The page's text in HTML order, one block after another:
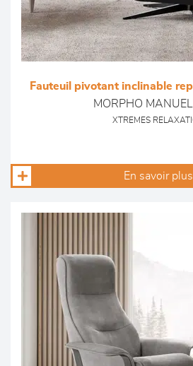
Fauteuil pivotant inclinable
MORPHO
XTREMES
En savoir plus